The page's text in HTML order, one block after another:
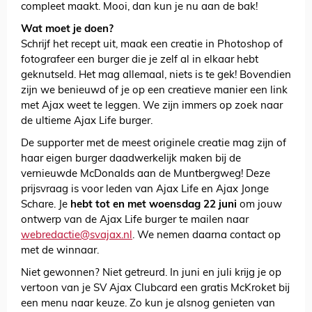
compleet maakt. Mooi, dan kun je nu aan de bak!
Wat moet je doen?
Schrijf het recept uit, maak een creatie in Photoshop of
fotografeer een burger die je zelf al in elkaar hebt
geknutseld. Het mag allemaal, niets is te gek! Bovendien
zijn we benieuwd of je op een creatieve manier een link
met Ajax weet te leggen. We zijn immers op zoek naar
de ultieme Ajax Life burger.
De supporter met de meest originele creatie mag zijn of
haar eigen burger daadwerkelijk maken bij de
vernieuwde McDonalds aan de Muntbergweg! Deze
prijsvraag is voor leden van Ajax Life en Ajax Jonge
Schare. Je hebt tot en met woensdag 22 juni om jouw
ontwerp van de Ajax Life burger te mailen naar
webredactie@svajax.nl. We nemen daarna contact op
met de winnaar.
Niet gewonnen? Niet getreurd. In juni en juli krijg je op
vertoon van je SV Ajax Clubcard een gratis McKroket bij
een menu naar keuze. Zo kun je alsnog genieten van